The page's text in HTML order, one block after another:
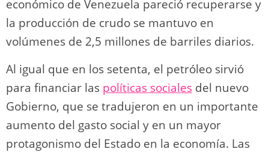
económico de Venezuela pareció recuperarse y
la producción de crudo se mantuvo en
volúmenes de 2,5 millones de barriles diarios.
Al igual que en los setenta, el petróleo sirvió
para financiar las políticas sociales del nuevo
Gobierno, que se tradujeron en un importante
aumento del gasto social y en un mayor
protagonismo del Estado en la economía. Las